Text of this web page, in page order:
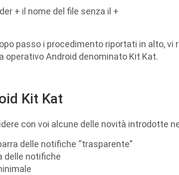
+ il nome del file senza il +
passo i procedimento riportati in alto, vi
operativo Android denominato Kit Kat.
Kit Kat
con voi alcune delle novità introdotte
delle notifiche “trasparente”
delle notifiche